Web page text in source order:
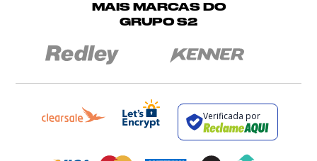
MAIS MARCAS DO
GRUPO S2
Verificada por